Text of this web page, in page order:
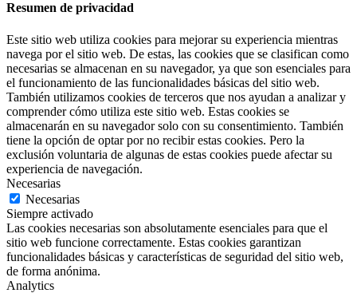
Resumen de privacidad
Este sitio web utiliza cookies para mejorar su experiencia mientras
navega por el sitio web. De estas, las cookies que se clasifican como
necesarias se almacenan en su navegador, ya que son esenciales para
el funcionamiento de las funcionalidades básicas del sitio web.
También utilizamos cookies de terceros que nos ayudan a analizar y
comprender cómo utiliza este sitio web. Estas cookies se
almacenarán en su navegador solo con su consentimiento. También
tiene la opción de optar por no recibir estas cookies. Pero la
exclusión voluntaria de algunas de estas cookies puede afectar su
experiencia de navegación.
Necesarias
Necesarias
Siempre activado
Las cookies necesarias son absolutamente esenciales para que el
sitio web funcione correctamente. Estas cookies garantizan
funcionalidades básicas y características de seguridad del sitio web,
de forma anónima.
Analytics